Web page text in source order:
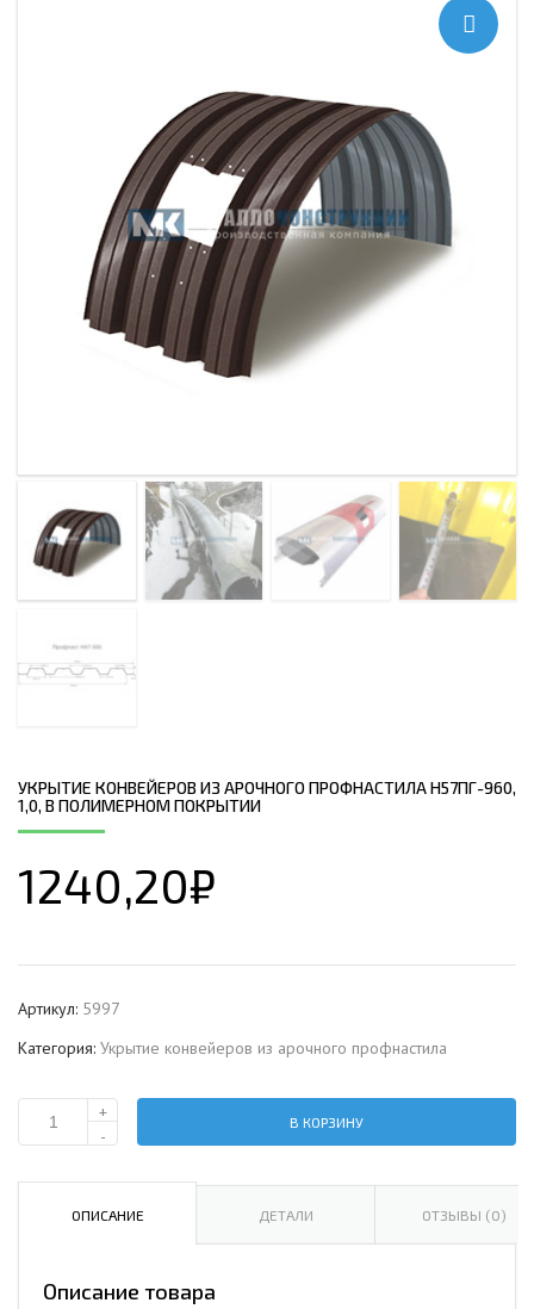
УКРЫТИЕ КОНВЕЙЕРОВ ИЗ АРОЧНОГО ПРОФНАСТИЛА Н57ПГ-960,
1,0, В ПОЛИМЕРНОМ ПОКРЫТИИ
1240,20₽
Артикул: 5997
Категория: Укрытие конвейеров из арочного профнастила
Количество
конвейеров
Н57ПГ-960,
+
-
В КОРЗИНУ
ОПИСАНИЕ ДЕТАЛИ ОТЗЫВЫ (0)
Описание товара